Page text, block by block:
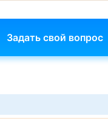
Задать свой вопрос